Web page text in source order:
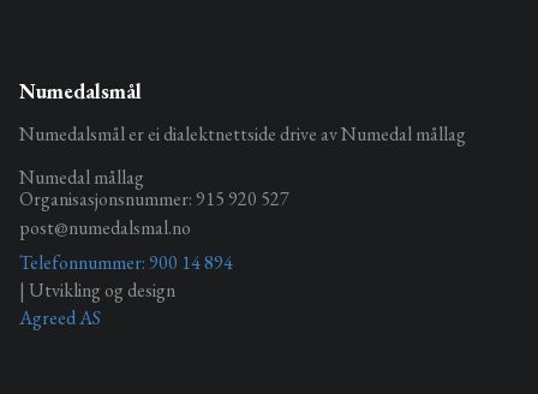
Numedalsmål
Numedalsmål er ei dialektnettside drive av Numedal mållag
Numedal mållag
Organisasjonsnummer: 915 920 527
post@numedalsmal.no
Telefonnummer: 900 14 894
| Utvikling og design
Agreed AS